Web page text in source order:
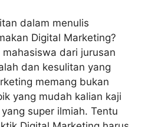
dalam menulis
Digital Marketing?
dari jurusan
dan kesulitan yang
memang bukan
yang mudah kalian kaji
super ilmiah. Tentu